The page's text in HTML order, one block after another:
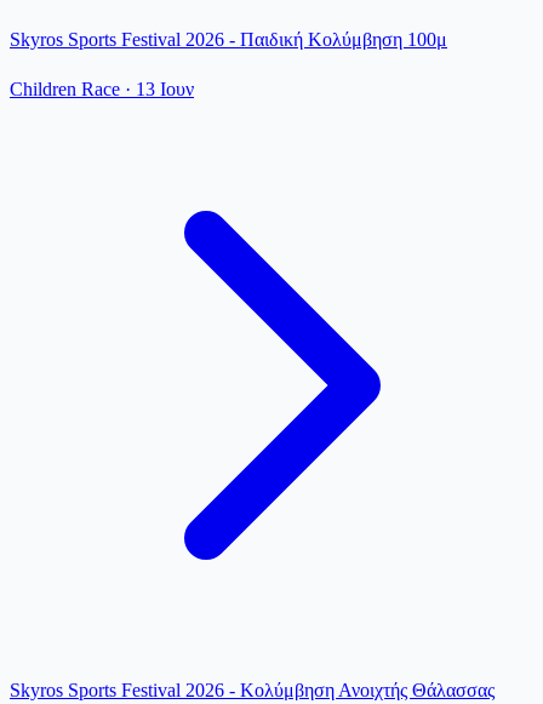
Skyros Sports Festival 2026 - Παιδική Κολύμβηση 100μ
Children Race · 13 Ιουν
Skyros Sports Festival 2026 - Κολύμβηση Ανοιχτής Θάλασσας